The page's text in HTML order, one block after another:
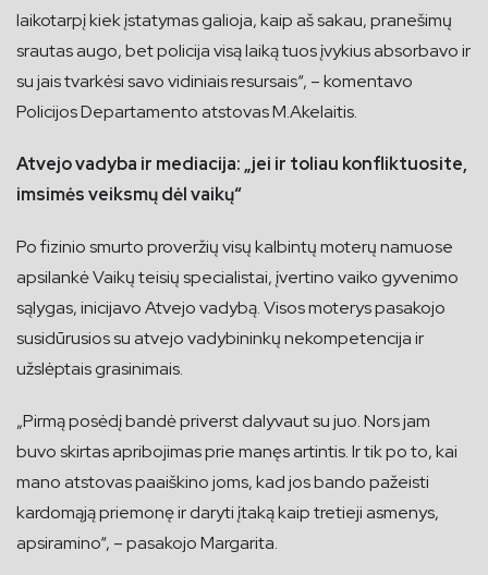
laikotarpį kiek įstatymas galioja, kaip aš sakau, pranešimų
srautas augo, bet policija visą laiką tuos įvykius absorbavo ir
su jais tvarkėsi savo vidiniais resursais“, – komentavo
Policijos Departamento atstovas M.Akelaitis.
Atvejo vadyba ir mediacija: „jei ir toliau konfliktuosite,
imsimės veiksmų dėl vaikų“
Po fizinio smurto proveržių visų kalbintų moterų namuose
apsilankė Vaikų teisių specialistai, įvertino vaiko gyvenimo
sąlygas, inicijavo Atvejo vadybą. Visos moterys pasakojo
susidūrusios su atvejo vadybininkų nekompetencija ir
užslėptais grasinimais.
„Pirmą posėdį bandė priverst dalyvaut su juo. Nors jam
buvo skirtas apribojimas prie manęs artintis. Ir tik po to, kai
mano atstovas paaiškino joms, kad jos bando pažeisti
kardomąją priemonę ir daryti įtaką kaip tretieji asmenys,
apsiramino“, – pasakojo Margarita.